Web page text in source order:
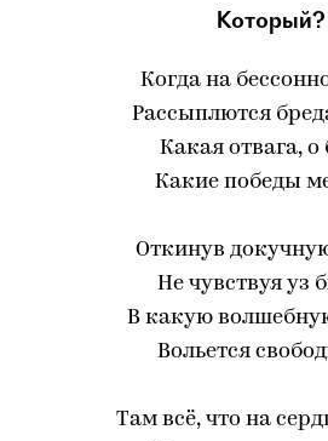
Который?
Когда на
Рассыплются
Какая отвага, о
Какие победы
Откинув
Не чувствуя уз
В какую
Вольется
Там всё, что на